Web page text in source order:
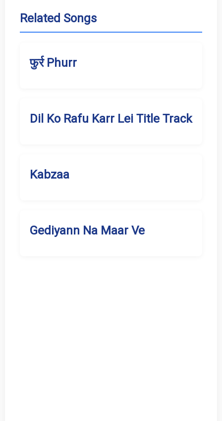
Related Songs
फुर्र Phurr
Dil Ko Rafu Karr Lei Title Track
Kabzaa
Gediyann Na Maar Ve